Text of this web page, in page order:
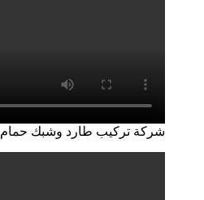
شركة تركيب طارد وشبك حمام